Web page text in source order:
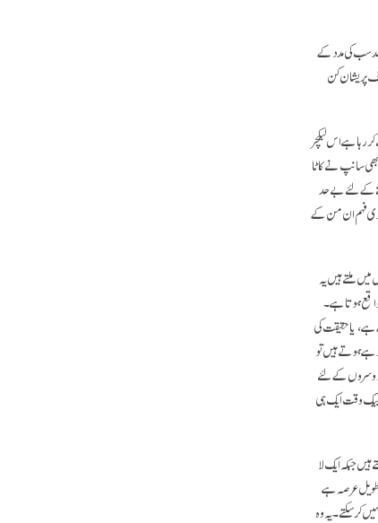
سب کی مدد کے
پریشان کن
رہا ہے اس لیکچر
سانپ نے کاٹا
کے لئے بے حد
فہم ان من کے
ملتے ہیں یہ
ہوتا ہے۔
یا حقیقت کی
ہوتے ہیں تو
کے لئے
وقت ایک ہی
جبکہ ایک لا
نہائت طویل عرصہ ہے
کر سکتے۔ یہ وہ